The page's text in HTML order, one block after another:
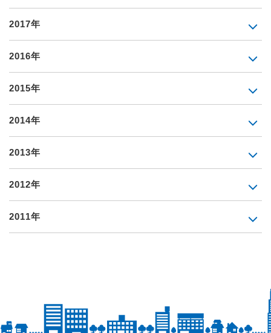
2017年
2016年
2015年
2014年
2013年
2012年
2011年